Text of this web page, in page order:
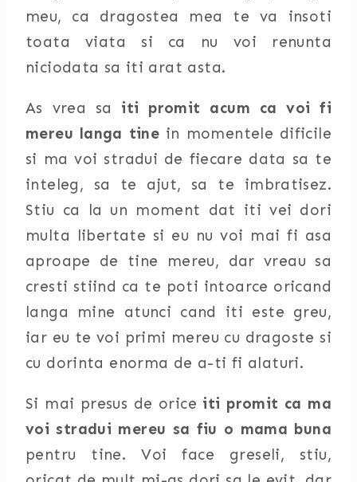
meu, ca dragostea mea te va insoti
toata viata si ca nu voi renunta
niciodata sa iti arat asta.
As vrea sa iti promit acum ca voi fi
mereu langa tine in momentele dificile
si ma voi stradui de fiecare data sa te
inteleg, sa te ajut, sa te imbratisez.
Stiu ca la un moment dat iti vei dori
multa libertate si eu nu voi mai fi asa
aproape de tine mereu, dar vreau sa
cresti stiind ca te poti intoarce oricand
langa mine atunci cand iti este greu,
iar eu te voi primi mereu cu dragoste si
cu dorinta enorma de a-ti fi alaturi.
Si mai presus de orice iti promit ca ma
voi stradui mereu sa fiu o mama buna
pentru tine. Voi face greseli, stiu,